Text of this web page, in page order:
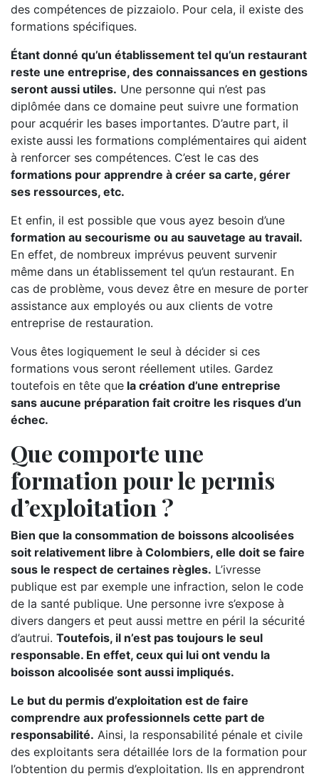
des compétences de pizzaiolo. Pour cela, il existe des
formations spécifiques.
Étant donné qu’un établissement tel qu’un restaurant
reste une entreprise, des connaissances en gestions
seront aussi utiles. Une personne qui n’est pas
diplômée dans ce domaine peut suivre une formation
pour acquérir les bases importantes. D’autre part, il
existe aussi les formations complémentaires qui aident
à renforcer ses compétences. C’est le cas des
formations pour apprendre à créer sa carte, gérer
ses ressources, etc.
Et enfin, il est possible que vous ayez besoin d’une
formation au secourisme ou au sauvetage au travail.
En effet, de nombreux imprévus peuvent survenir
même dans un établissement tel qu’un restaurant. En
cas de problème, vous devez être en mesure de porter
assistance aux employés ou aux clients de votre
entreprise de restauration.
Vous êtes logiquement le seul à décider si ces
formations vous seront réellement utiles. Gardez
toutefois en tête que la création d’une entreprise
sans aucune préparation fait croitre les risques d’un
échec.
Que comporte une
formation pour le permis
d’exploitation ?
Bien que la consommation de boissons alcoolisées
soit relativement libre à Colombiers, elle doit se faire
sous le respect de certaines règles. L’ivresse
publique est par exemple une infraction, selon le code
de la santé publique. Une personne ivre s’expose à
divers dangers et peut aussi mettre en péril la sécurité
d’autrui. Toutefois, il n’est pas toujours le seul
responsable. En effet, ceux qui lui ont vendu la
boisson alcoolisée sont aussi impliqués.
Le but du permis d’exploitation est de faire
comprendre aux professionnels cette part de
responsabilité. Ainsi, la responsabilité pénale et civile
des exploitants sera détaillée lors de la formation pour
l’obtention du permis d’exploitation. Ils en apprendront